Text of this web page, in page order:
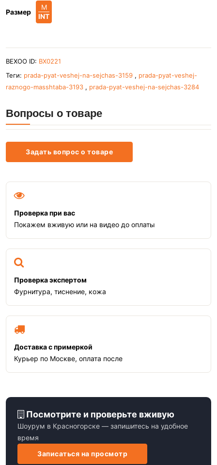
Размер
M
INT
BEXOO ID: BX0221
Теги: prada-pyat-veshej-na-sejchas-3159 , prada-pyat-veshej-
raznogo-masshtaba-3193 , prada-pyat-veshej-na-sejchas-3284
Вопросы о товаре
Задать вопрос о товаре
Проверка при вас
Покажем вживую или на видео до оплаты
Проверка экспертом
Фурнитура, тиснение, кожа
Доставка с примеркой
Курьер по Москве, оплата после
Посмотрите и проверьте вживую
Шоурум в Красногорске — запишитесь на удобное
время
Записаться на просмотр